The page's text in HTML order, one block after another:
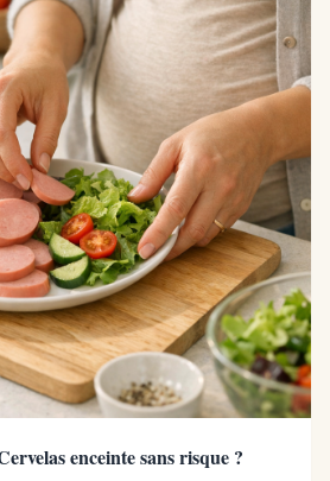
enceinte sans risque ?